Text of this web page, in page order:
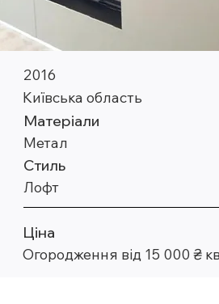
2016
Київська область
Матеріали
Метал
Стиль
Лофт
Ціна
Огородження від 15 000 ₴